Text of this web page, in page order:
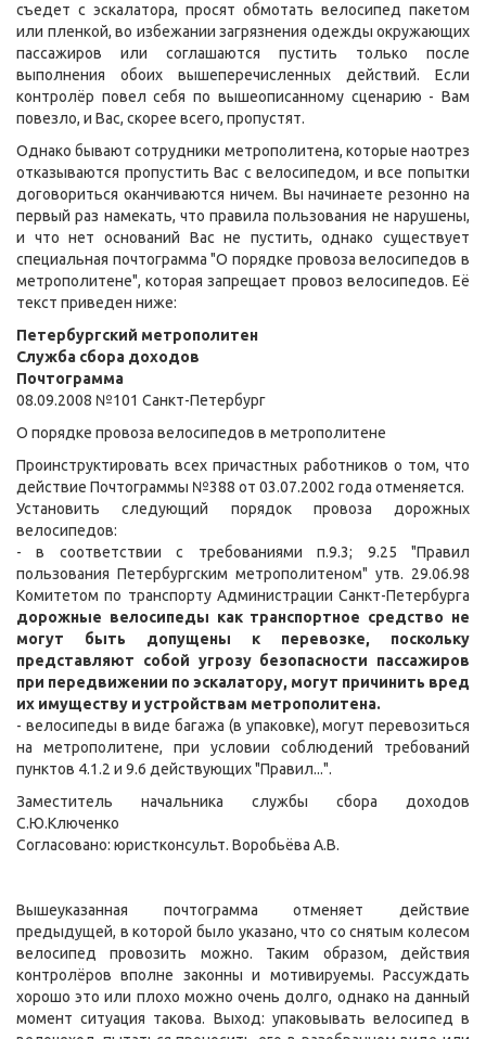
съедет с эскалатора, просят обмотать велосипед пакетом
или пленкой, во избежании загрязнения одежды окружающих
пассажиров или соглашаются пустить только после
выполнения обоих вышеперечисленных действий. Если
контролёр повел себя по вышеописанному сценарию - Вам
повезло, и Вас, скорее всего, пропустят.
Однако бывают сотрудники метрополитена, которые наотрез
отказываются пропустить Вас с велосипедом, и все попытки
договориться оканчиваются ничем. Вы начинаете резонно на
первый раз намекать, что правила пользования не нарушены,
и что нет оснований Вас не пустить, однако существует
специальная почтограмма "О порядке провоза велосипедов в
метрополитене", которая запрещает провоз велосипедов. Её
текст приведен ниже:
Петербургский метрополитен
Служба сбора доходов
Почтограмма
08.09.2008 №101 Санкт-Петербург
О порядке провоза велосипедов в метрополитене
Проинструктировать всех причастных работников о том, что
действие Почтограммы №388 от 03.07.2002 года отменяется.
Установить следующий порядок провоза дорожных
велосипедов:
- в соответствии с требованиями п.9.3; 9.25 "Правил
пользования Петербургским метрополитеном" утв. 29.06.98
Комитетом по транспорту Администрации Санкт-Петербурга
дорожные велосипеды как транспортное средство не
могут быть допущены к перевозке, поскольку
представляют собой угрозу безопасности пассажиров
при передвижении по эскалатору, могут причинить вред
их имуществу и устройствам метрополитена.
- велосипеды в виде багажа (в упаковке), могут перевозиться
на метрополитене, при условии соблюдений требований
пунктов 4.1.2 и 9.6 действующих "Правил...".
Заместитель начальника службы сбора доходов
С.Ю.Ключенко
Согласовано: юристконсульт. Воробьёва А.В.
Вышеуказанная почтограмма отменяет действие
предыдущей, в которой было указано, что со снятым колесом
велосипед провозить можно. Таким образом, действия
контролёров вполне законны и мотивируемы. Рассуждать
хорошо это или плохо можно очень долго, однако на данный
момент ситуация такова. Выход: упаковывать велосипед в